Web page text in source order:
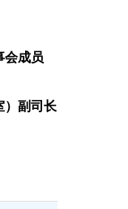
会成员
）副司长